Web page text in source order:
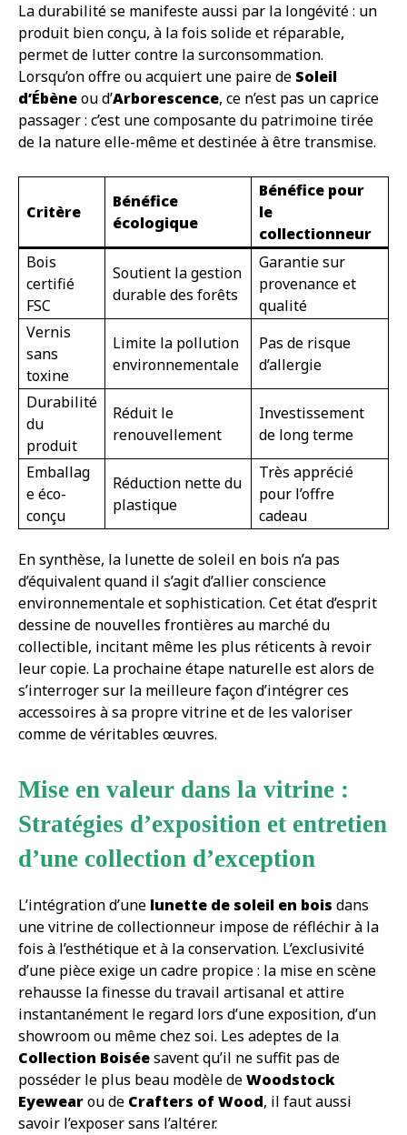
La durabilité se manifeste aussi par la longévité : un
produit bien conçu, à la fois solide et réparable,
permet de lutter contre la surconsommation.
Lorsqu’on offre ou acquiert une paire de Soleil
d’Ébèneou d’Arborescence, ce n’est pas un caprice
passager : c’est une composante du patrimoine tirée
de la nature elle-même et destinée à être transmise.
Critère
Bénéfice
écologique
Bénéfice pour
le
collectionneur
Bois
certifié
FSC
Soutient la gestion
durable des forêts
Garantie sur
provenance et
qualité
Vernis
sans
toxine
Limite la pollution
environnementale
Pas de risque
d’allergie
Durabilité
du
produit
Réduit le
renouvellement
Investissement
de long terme
Emballag
e éco-
conçu
Réduction nette du
plastique
Très apprécié
pour l’offre
cadeau
En synthèse, la lunette de soleil en bois n’a pas
d’équivalent quand il s’agit d’allier conscience
environnementale et sophistication. Cet état d’esprit
dessine de nouvelles frontières au marché du
collectible, incitant même les plus réticents à revoir
leur copie. La prochaine étape naturelle est alors de
s’interroger sur la meilleure façon d’intégrer ces
accessoires à sa propre vitrine et de les valoriser
comme de véritables œuvres.
Mise en valeur dans la vitrine :
Stratégies d’exposition et entretien
d’une collection d’exception
L’intégration d’une lunette de soleil en bois dans
une vitrine de collectionneur impose de réfléchir à la
fois à l’esthétique et à la conservation. L’exclusivité
d’une pièce exige un cadre propice : la mise en scène
rehausse la finesse du travail artisanal et attire
instantanément le regard lors d’une exposition, d’un
showroom ou même chez soi. Les adeptes de la
Collection Boiséesavent qu’il ne suffit pas de
posséder le plus beau modèle deWoodstock
Eyewearou de Crafters of Wood, il faut aussi
savoir l’exposer sans l’altérer.